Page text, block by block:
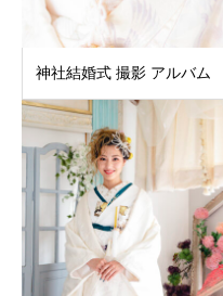
神社結婚式 撮影 アルバム